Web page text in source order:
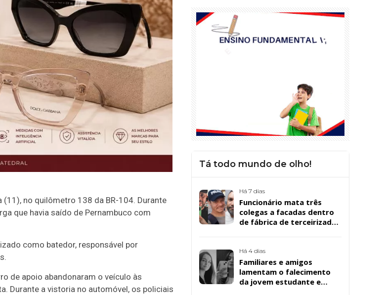
no quilômetro 138 da BR-104. Durante
que havia saído de Pernambuco com
como batedor, responsável por
de apoio abandonaram o veículo às
Durante a vistoria no automóvel, os policiais
Tá todo mundo de olho!
Há 7 dias
Funcionário mata três
colegas a facadas dentro
de fábrica de terceirizada
Há 4 dias
Familiares e amigos
lamentam o falecimento
da jovem estudante e